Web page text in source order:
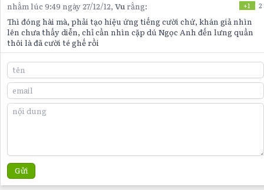
nhằm lúc 9:49 ngày 27/12/12,Vurằng: +1 2
Thì đóng hài mà, phải tạo hiệu ứng tiếng cười chứ, khán giả nhìn
lên chưa thấy diễn, chỉ cần nhìn cặp dú Ngọc Anh đến lưng quần
thôi là đã cười té ghế rồi
Gửi